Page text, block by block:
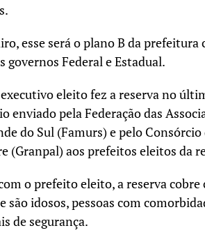
esse será o plano B da
governos Federal e Estadual.
eleito fez a reserva no
enviado pela Federação das
do Sul (Famurs) e pelo
(Granpal) aos prefeitos eleitos da
o prefeito eleito, a reserva
são idosos, pessoas com
de segurança.